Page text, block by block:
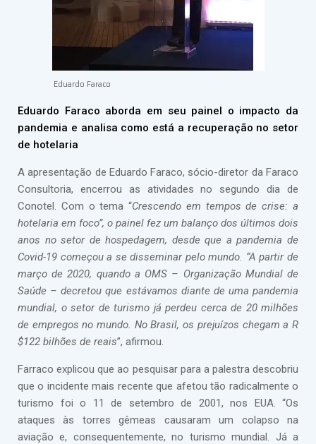
Eduardo Faraco
Eduardo Faraco aborda em seu painel o impacto da
pandemia e analisa como está a recuperação no setor
de hotelaria
A apresentação de Eduardo Faraco, sócio-diretor da Faraco
Consultoria, encerrou as atividades no segundo dia de
Conotel. Com o tema “Crescendo em tempos de crise: a
hotelaria em foco”, o painel fez um balanço dos últimos dois
anos no setor de hospedagem, desde que a pandemia de
Covid-19 começou a se disseminar pelo mundo. “A partir de
março de 2020, quando a OMS – Organização Mundial de
Saúde – decretou que estávamos diante de uma pandemia
mundial, o setor de turismo já perdeu cerca de 20 milhões
de empregos no mundo. No Brasil, os prejuízos chegam a R
$122 bilhões de reais”, afirmou.
Farraco explicou que ao pesquisar para a palestra descobriu
que o incidente mais recente que afetou tão radicalmente o
turismo foi o 11 de setembro de 2001, nos EUA. “Os
ataques às torres gêmeas causaram um colapso na
aviação e, consequentemente, no turismo mundial. Já a